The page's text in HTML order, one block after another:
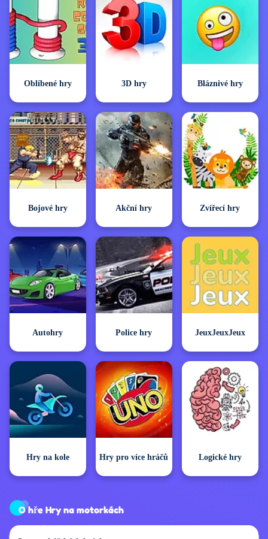
Oblíbené hry 3D hry Bláznivé hry
Bojové hry Akční hry Zvířecí hry
Autohry Police hry JeuxJeuxJeux
Hry na kole Hry pro více hráčů Logické hry
O hře Hry na motorkách